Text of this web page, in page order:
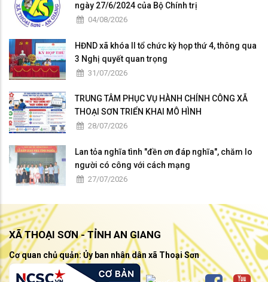
ngày 27/6/2024 của Bộ Chính trị
04/08/2026
HĐND xã khóa II tổ chức kỳ họp thứ 4, thông qua
3 Nghị quyết quan trọng
31/07/2026
TRUNG TÂM PHỤC VỤ HÀNH CHÍNH CÔNG XÃ
THOẠI SƠN TRIỂN KHAI MÔ HÌNH
28/07/2026
Lan tỏa nghĩa tình "đền ơn đáp nghĩa", chăm lo
người có công với cách mạng
27/07/2026
XÃ THOẠI SƠN - TỈNH AN GIANG
Cơ quan chủ quản: Ủy ban nhân dân xã Thoại Sơn